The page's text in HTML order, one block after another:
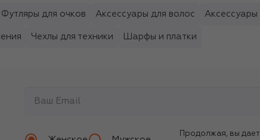
Футляры для очков Аксессуары для волос Аксессуары
Чехлы для техники Шарфы и платки
Продолжая, вы